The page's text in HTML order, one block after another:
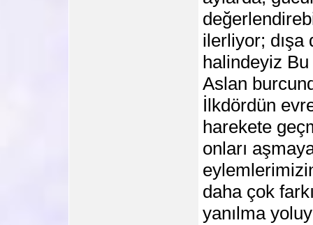
ilerliyor;
halindeyiz
Aslan
İlkdördün
harekete
onları
daha çok
yanılma